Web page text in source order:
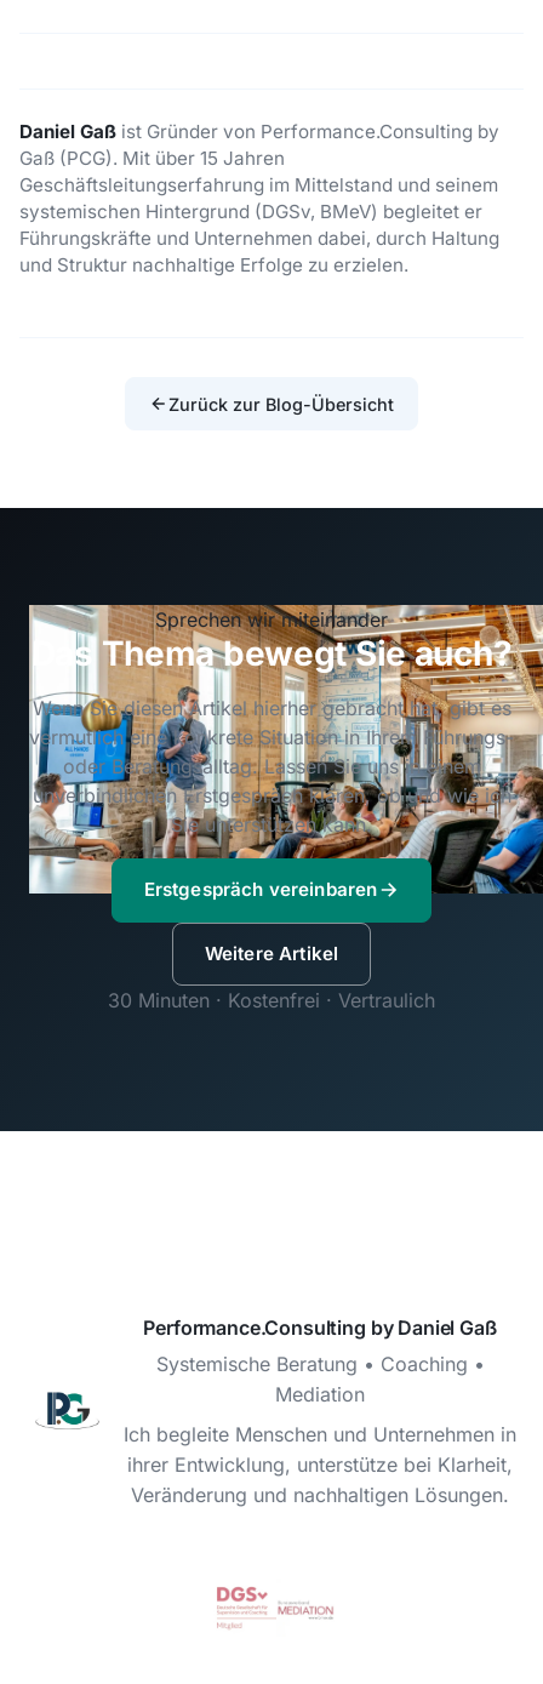
Daniel Gaß ist Gründer von Performance.Consulting by
Gaß (PCG). Mit über 15 Jahren
Geschäftsleitungserfahrung im Mittelstand und seinem
systemischen Hintergrund (DGSv, BMeV) begleitet er
Führungskräfte und Unternehmen dabei, durch Haltung
und Struktur nachhaltige Erfolge zu erzielen.
Zurück zur Blog-Übersicht
Sprechen wir miteinander
Das Thema bewegt Sie auch?
Wenn Sie diesen Artikel hierher gebracht hat, gibt es
vermutlich eine konkrete Situation in Ihrem Führungs-
oder Beratungsalltag. Lassen Sie uns in einem
unverbindlichen Erstgespräch klären, ob und wie ich
Sie unterstützen kann.
Erstgespräch vereinbaren
Weitere Artikel
30 Minuten · Kostenfrei · Vertraulich
Performance.Consulting by Daniel Gaß
Systemische Beratung • Coaching •
Mediation
Ich begleite Menschen und Unternehmen in
ihrer Entwicklung, unterstütze bei Klarheit,
Veränderung und nachhaltigen Lösungen.